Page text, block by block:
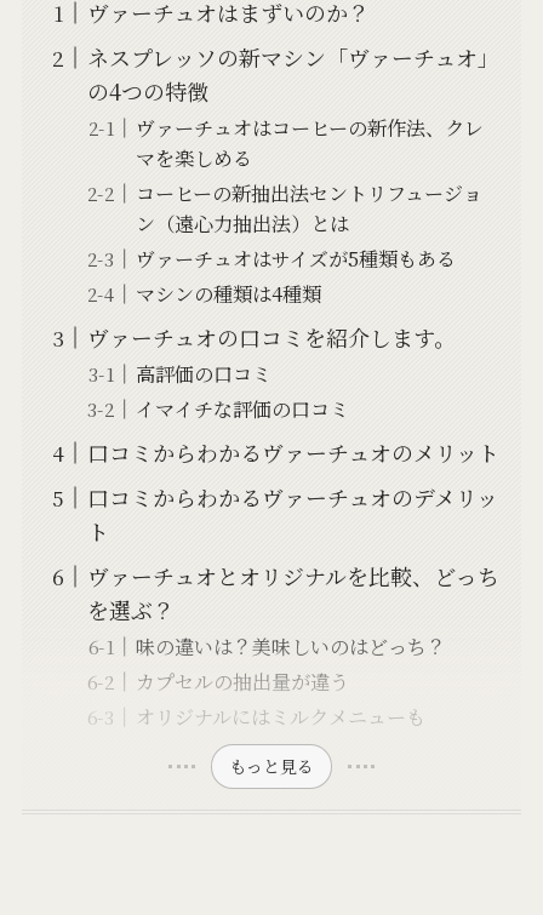
ヴァーチュオはまずいのか？
ネスプレッソの新マシン「ヴァーチュオ」
の4つの特徴
ヴァーチュオはコーヒーの新作法、クレ
マを楽しめる
コーヒーの新抽出法セントリフュージョ
ン（遠心力抽出法）とは
ヴァーチュオはサイズが5種類もある
マシンの種類は4種類
ヴァーチュオの口コミを紹介します。
高評価の口コミ
イマイチな評価の口コミ
口コミからわかるヴァーチュオのメリット
口コミからわかるヴァーチュオのデメリッ
ト
ヴァーチュオとオリジナルを比較、どっち
を選ぶ？
味の違いは？美味しいのはどっち？
カプセルの抽出量が違う
オリジナルにはミルクメニューも
もっと見る